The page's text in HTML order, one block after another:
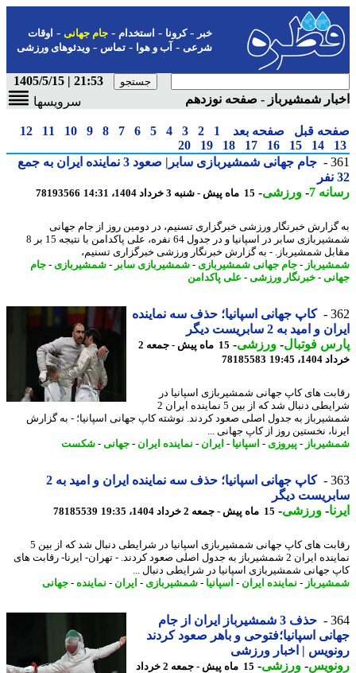
-کرونا-استخدام- جام جهانی-اوقات
شرعی-آب و هوا-تماس-ویدئوهای ورزشی
21:53 | 1405/5/15
شمشیرباز - صفحه نوزدهم
سرویسها
قبل صفحه بعد 1
2
3
4
5
6
7
8
9
10
11
12
14
15
16
17
18
19
20
جام جهانی شمشیربازی سابر| صعود 3 نماینده ایران به جمع
7
-ورزشی-15 ماه پیش - شنبه 3 خرداد 1404، 14:31 78193566
خبرنگار ورزشی خبرگزاری تسنیم، در دومین روز از جام جهانی
شمشیربازی سابر در اسپانیا و در جدول 64 نفره، علی پاکدامن با نتیجه 15 بر 8
شمشیرباز. - به گزارش خبرنگار ورزشی خبرگزاری تسنیم،
- جام جهانی شمشیربازی - شمشیربازی سابر-شمشیربازی - جام
-خبرنگار ورزشی -علی پاکدامن
کاپ جهانی اسپانیا؛ حذف سه نماینده
و امید به 2 سابریست دیگر
فوتبال-ورزشی-
15 ماه پیش - جمعه 2
19:45
78185583
های کاپ جهانی شمشیربازی اسپانیا در
شرایطی دنبال شد که از بین 5 نماینده ایران 2
به جدول اصلی صعود کردند. نوشته کاپ جهانی اسپانیا؛ - به گزارش
نخستین روز از کاپ جهانی ...
- پیروزی - اسپانیا-ایران - نماینده ایران - جهانی-شکست
کاپ جهانی اسپانیا؛ حذف سه نماینده ایران و امید به 2
دیگر
-ورزشی-15 ماه پیش - جمعه 2 خرداد 1404، 19:35 78185539
رقابت های کاپ جهانی شمشیربازی اسپانیا در شرایطی دنبال شد که از بین 5
نماینده ایران 2 شمشیرباز به جدول اصلی صعود کردند. - تهران- ایرنا- رقابت های
جهانی شمشیربازی اسپانیا در شرایطی دنبال ...
- نماینده ایران - اسپانیا-شمشیربازی - ایران - نماینده-جهانی
حذف 3 شمشیرباز ایران از جام
اسپانیا؛فتوحی و باهر صعود کردند
| اخبار ورزشی
-ورزشی-
15 ماه پیش - جمعه 2 خرداد